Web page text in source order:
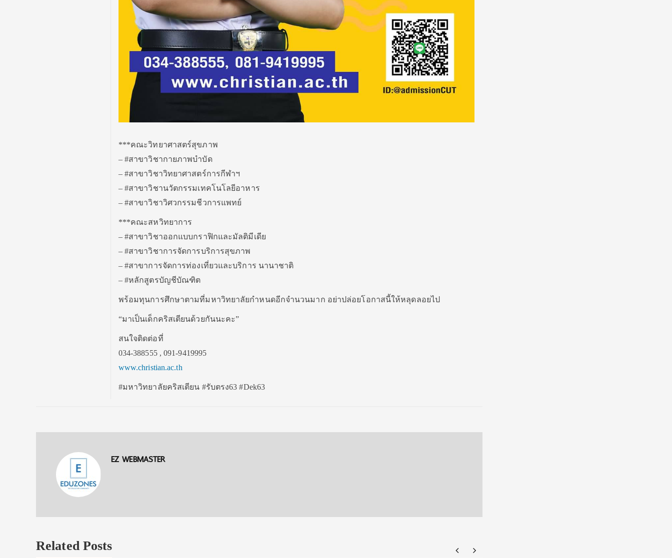
***คณะวิทยาศาสตร์สุขภาพ
– #สาขาวิชากายภาพบำบัด
– #สาขาวิชาวิทยาศาสตร์การกีฬาฯ
– #สาขาวิชานวัตกรรมเทคโนโลยีอาหาร
– #สาขาวิชาวิศวกรรมชีวการแพทย์
***คณะสหวิทยาการ
– #สาขาวิชาออกแบบกราฟิกและมัลติมีเดีย
– #สาขาวิชาการจัดการบริการสุขภาพ
– #สาขาการจัดการท่องเที่ยวและบริการ นานาชาติ
– #หลักสูตรบัญชีบัณฑิต
พร้อมทุนการศึกษาตามที่มหาวิทยาลัยกำหนดอีกจำนวนมาก อย่าปล่อยโอกาสนี้ให้หลุดลอยไป
“มาเป็นเด็กคริสเตียนด้วยกันนะคะ”
สนใจติดต่อที่
034-388555 , 091-9419995
www.christian.ac.th
#มหาวิทยาลัยคริสเตียน #รับตรง63 #Dek63
EZ WEBMASTER
Related Posts